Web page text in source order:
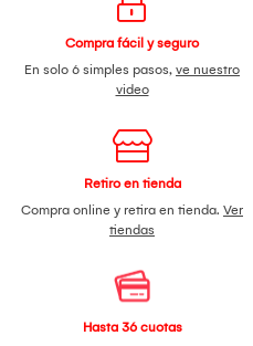
Compra fácil y seguro
En solo 6 simples pasos, ve nuestro
video
Retiro en tienda
Compra online y retira en tienda. Ver
tiendas
Hasta 36 cuotas